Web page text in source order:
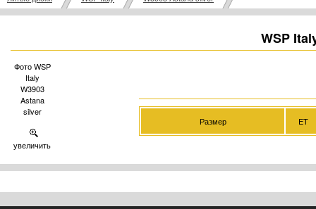
WSP
Фото WSP
Italy
W3903
Astana
silver
увеличить
Размер ET